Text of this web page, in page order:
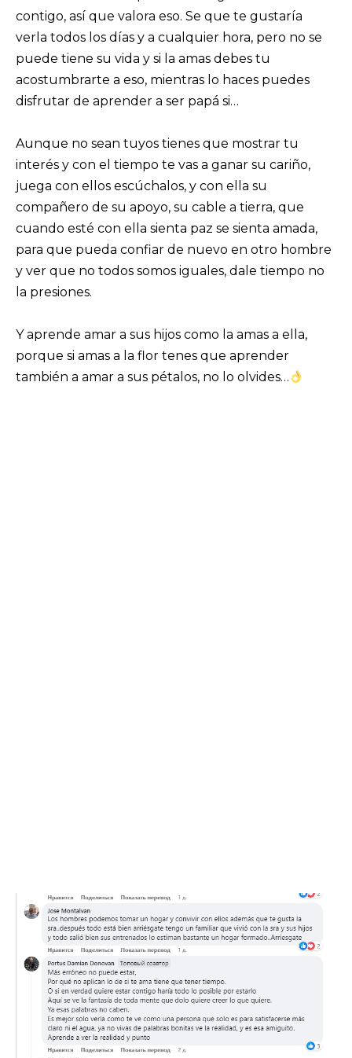
contigo, así que valora eso. Se que te gustaría
verla todos los días y a cualquier hora, pero no se
puede tiene su vida y si la amas debes tu
acostumbrarte a eso, mientras lo haces puedes
disfrutar de aprender a ser papá si…
Aunque no sean tuyos tienes que mostrar tu
interés y con el tiempo te vas a ganar su cariño,
juega con ellos escúchalos, y con ella su
compañero de su apoyo, su cable a tierra, que
cuando esté con ella sienta paz se sienta amada,
para que pueda confiar de nuevo en otro hombre
y ver que no todos somos iguales, dale tiempo no
la presiones.
Y aprende amar a sus hijos como la amas a ella,
porque si amas a la flor tenes que aprender
también a amar a sus pétalos, no lo olvides…